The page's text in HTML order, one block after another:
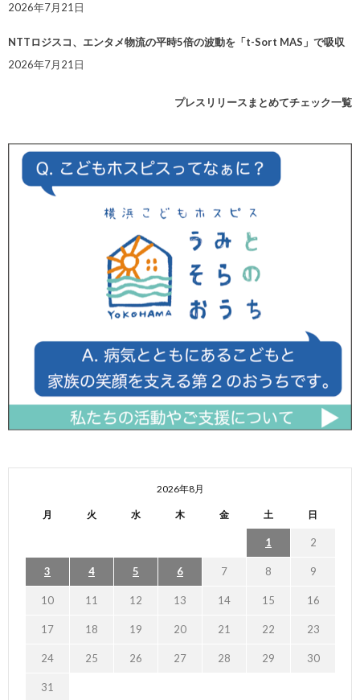
2026年7月21日
NTTロジスコ、エンタメ物流の平時5倍の波動を「t-Sort MAS」で吸収
2026年7月21日
プレスリリースまとめてチェック一覧
2026年8月
月 火 水 木 金 土 日
1 2
3 4 5 6 7 8 9
10 11 12 13 14 15 16
17 18 19 20 21 22 23
24 25 26 27 28 29 30
31